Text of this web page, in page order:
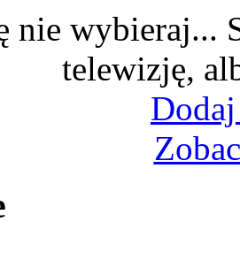
nie wybieraj...
telewizję,